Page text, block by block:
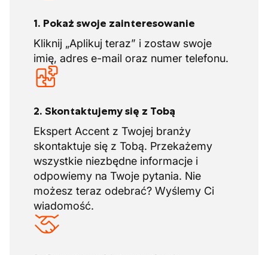
będą miały pozytywne odczucia, Twój stały
kontrakt czeka na Ciebie!
Dni urlopowych
Urlop może być uzgadniany z
Ta firma nie ma zbiorowych zamknięć
Okresy wzmożonej pracy to lato i święta
1. Pokaż swoje zainteresowanie
Kliknij „Aplikuj teraz” i zostaw swoje
imię, adres e-mail oraz numer telefonu.
2. Skontaktujemy się z Tobą
Ekspert Accent z Twojej branży
skontaktuje się z Tobą. Przekażemy
wszystkie niezbędne informacje i
odpowiemy na Twoje pytania. Nie
możesz teraz odebrać? Wyślemy Ci
wiadomość.